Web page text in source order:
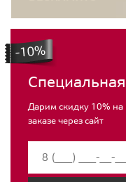
Специальная
Дарим скидку 10%
заказе через сайт